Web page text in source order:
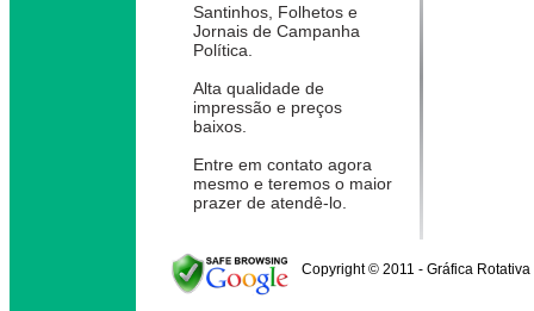
Santinhos, Folhetos e
Jornais de Campanha
Política.
Alta qualidade de
impressão e preços
baixos.
Entre em contato agora
mesmo e teremos o maior
prazer de atendê-lo.
Copyright © 2011 - Gráfica